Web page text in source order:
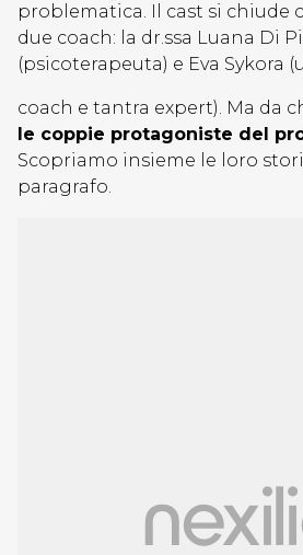
problematica. Il cast si chiude
due coach: la dr.ssa Luana Di
(psicoterapeuta) e Eva Sykora
coach e tantra expert). Ma da
le coppie protagoniste del
Scopriamo insieme le loro
paragrafo.